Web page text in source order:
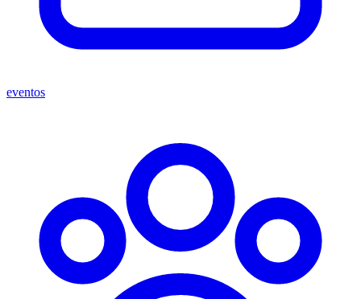
eventos